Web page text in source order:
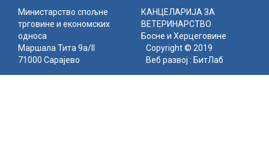
Министарство спољне
трговине и економских
односа
КАНЦЕЛАРИЈА ЗА
ВЕТЕРИНАРСТВО
Босне и Херцеговине
Маршала Тита 9а/II
71000 Сарајево
Copyright © 2019
Веб развој : БитЛаб